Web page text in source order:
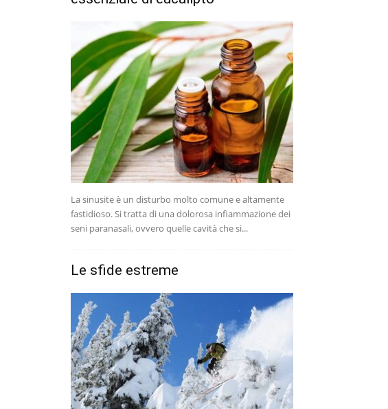
La sinusite è un disturbo molto comune e altamente
fastidioso. Si tratta di una dolorosa infiammazione dei
seni paranasali, ovvero quelle cavità che si...
Le sfide estreme